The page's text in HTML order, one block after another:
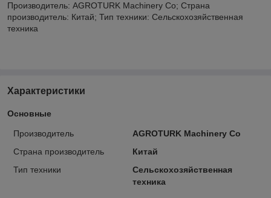
Производитель: AGROTURK Machinery Co; Страна
производитель: Китай; Тип техники: Сельскохозяйственная
техника
Характеристики
Основные
Производитель
AGROTURK Machinery Co
Страна производитель
Китай
Тип техники
Сельскохозяйственная
техника